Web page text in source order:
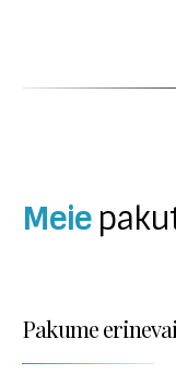
Meie
Pakume